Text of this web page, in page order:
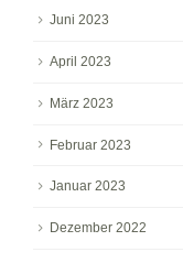
Juni 2023
April 2023
März 2023
Februar 2023
Januar 2023
Dezember 2022